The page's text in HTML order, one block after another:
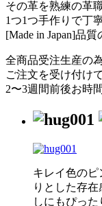
その革を熟練の革
1つ1つ手作りで丁
[Made in Japan]品質
全商品受注生産の為
ご注文を受け付け
2〜3週間前後お時
キレイ色のピ
りとした存
しにもぴっ